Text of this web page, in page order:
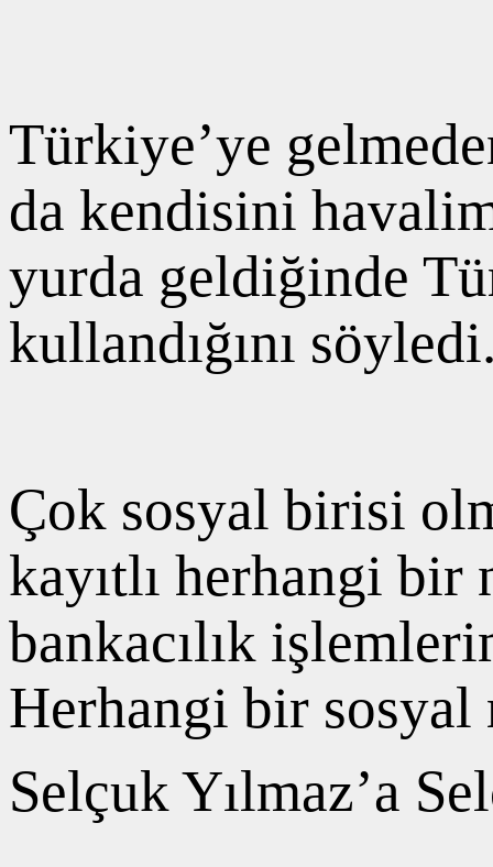
Türkiye’ye
da kendisini
yurda geldiğinde
kullandığını
Çok sosyal birisi
kayıtlı herhangi bir
bankacılık
Herhangi bir sosyal
Selçuk Yılmaz’a